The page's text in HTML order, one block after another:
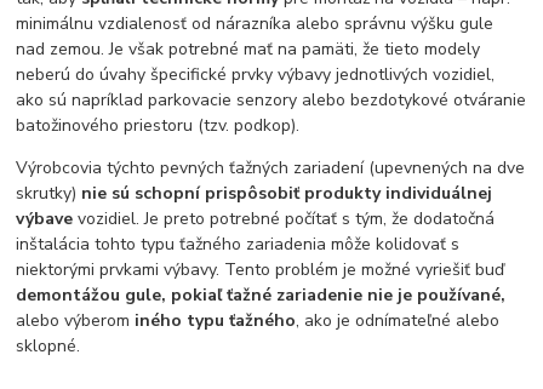
minimálnu vzdialenosť od nárazníka alebo správnu výšku gule
nad zemou. Je však potrebné mať na pamäti, že tieto modely
neberú do úvahy špecifické prvky výbavy jednotlivých vozidiel,
ako sú napríklad parkovacie senzory alebo bezdotykové otváranie
batožinového priestoru (tzv. podkop).
Výrobcovia týchto pevných ťažných zariadení (upevnených na dve
skrutky) nie sú schopní prispôsobiť produkty individuálnej
výbavevozidiel. Je preto potrebné počítať s tým, že dodatočná
inštalácia tohto typu ťažného zariadenia môže kolidovať s
niektorými prvkami výbavy. Tento problém je možné vyriešiť buď
demontážou gule, pokiaľ ťažné zariadenie nie je používané,
alebo výberom iného typu ťažného, ako je odnímateľné alebo
sklopné.